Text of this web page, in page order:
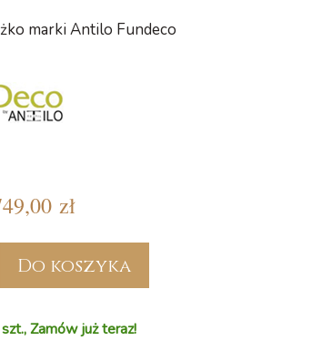
marki Antilo Fundeco
zł
Do koszyka
Zamów już teraz!